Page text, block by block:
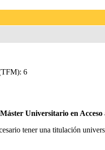
6
Máster Universitario en Acceso
tener una titulación